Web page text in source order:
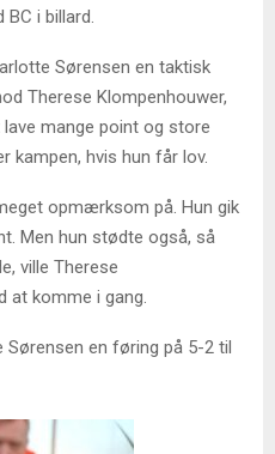
i billard.
Sørensen en taktisk
Therese Klompenhouwer,
mange point og store
kampen, hvis hun får lov.
opmærksom på. Hun gik
Men hun stødte også, så
ville Therese
at komme i gang.
Sørensen en føring på 5-2 til